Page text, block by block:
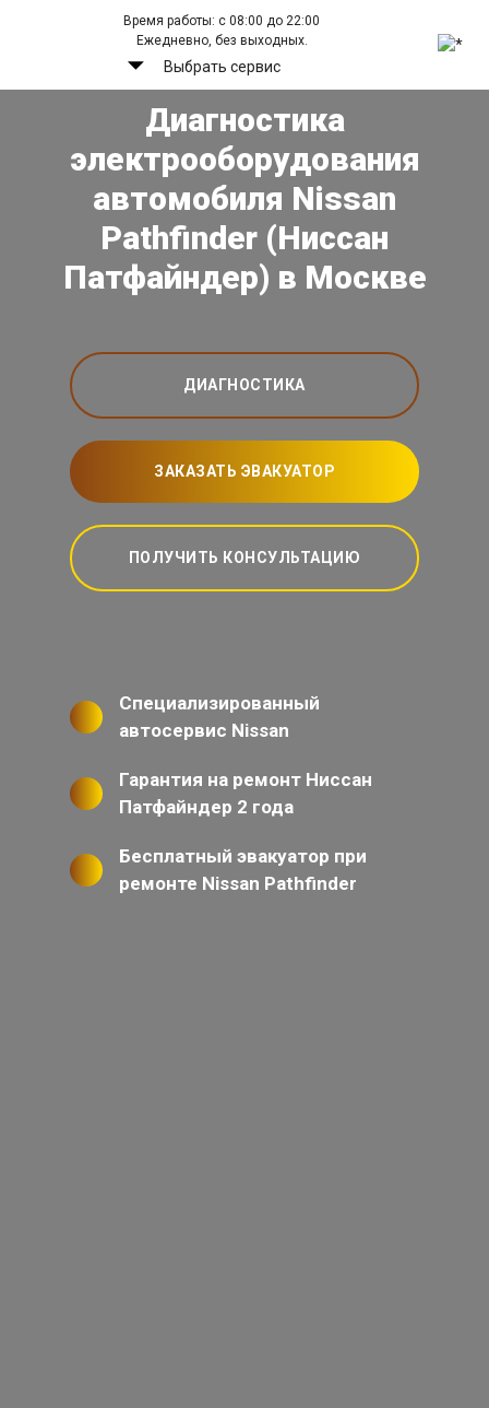
Время работы: с 08:00 до 22:00
Ежедневно, без выходных.
Выбрать сервис
Диагностика
электрооборудования
автомобиля Nissan
Pathfinder (Ниссан
Патфайндер) в Москве
ДИАГНОСТИКА
ЗАКАЗАТЬ ЭВАКУАТОР
ПОЛУЧИТЬ КОНСУЛЬТАЦИЮ
Специализированный
автосервис Nissan
Гарантия на ремонт Ниссан
Патфайндер 2 года
Бесплатный эвакуатор при
ремонте Nissan Pathfinder